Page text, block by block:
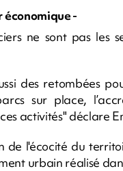
économique -
ne sont pas les
des retombées
sur place,
activités" déclare
de l'écocité du
urbain réalisé